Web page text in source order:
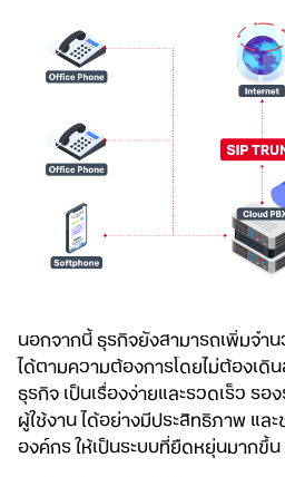
นอกจากนี้ ธุรกิจยังสามารถเพิ่มจ
ได้ตามความต้องการโดยไม่ต้องเดิ
ธุรกิจ เป็นเรื่องง่ายและรวดเร็ว ร
ผู้ใช้งาน ได้อย่างมีประสิทธิภาพแล
องค์กร ให้เป็นระบบที่ยืดหยุ่นมากขึ้น